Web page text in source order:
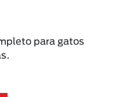
para gatos